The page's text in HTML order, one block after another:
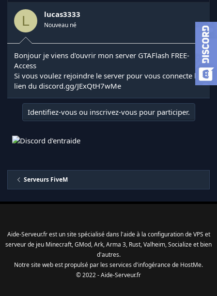
a
e
u
d
e
l
d
i
s
s
n
e
é
t
L lucas3333
Nouveau né
Bonjour je viens d'ouvrir mon server GTAFlash FREE-
Access
Si vous voulez rejoindre le server pour vous connecte le
lien du discord.gg/JExQtH7wMe
Identifiez-vous ou inscrivez-vous pour participer.
Serveurs FiveM
Aide-Serveur.fr est un site spécialisé dans l'aide à la configuration de VPS et
serveur de jeu Minecraft, GMod, Ark, Arma 3, Rust, Valheim, Socialize et bien
d'autres.
Notre site web est propulsé par les services d'infogérancede HostMe.
© 2022 - Aide-Serveur.fr